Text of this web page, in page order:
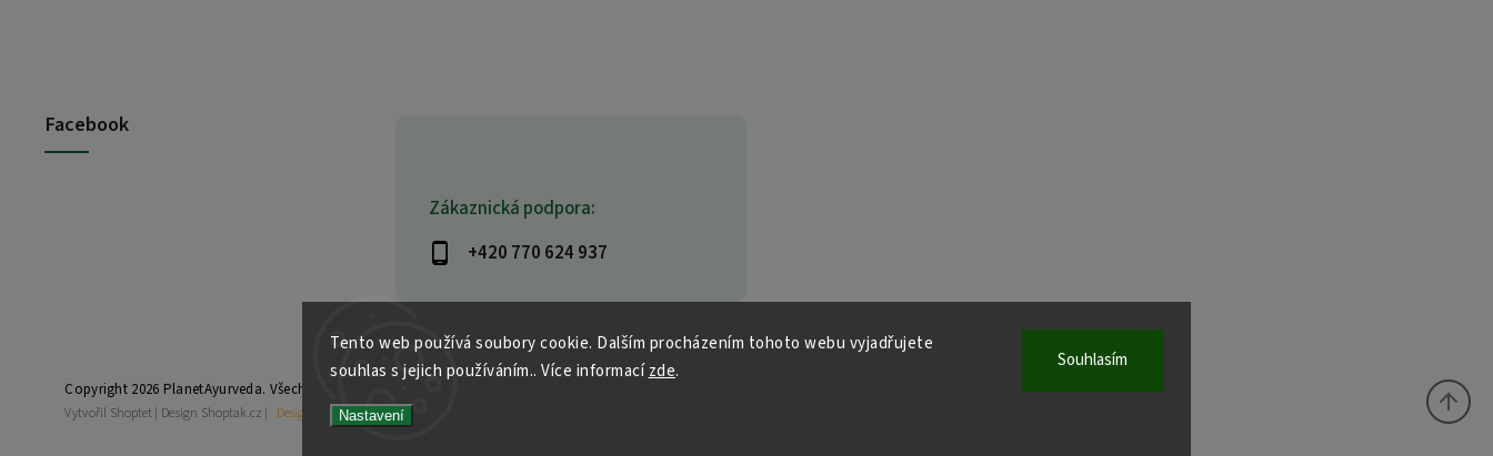
Tento web používá soubory cookie. Dalším procházením tohoto webu vyjadřujete
souhlas s jejich používáním.. Více informacízde.
Nastavení
Souhlasím
Zákaznická podpora:
+420 770 624 937
Facebook
Copyright 2026 PlanetAyurveda. Všechna práva vyhrazena.
Vytvořil Shoptet | Design Shoptak.cz | Design by Almao.eu